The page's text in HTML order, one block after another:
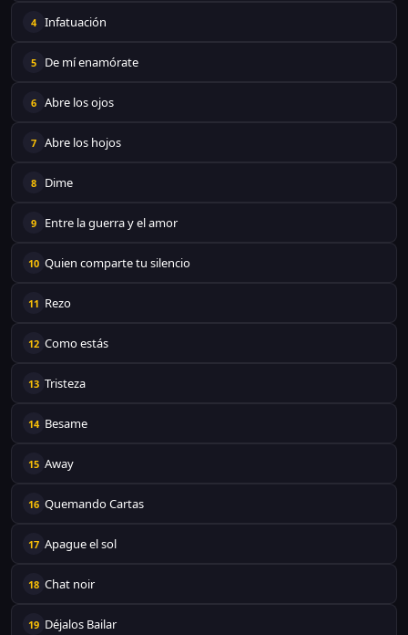
4 Infatuación
5 De mí enamórate
6 Abre los ojos
7 Abre los hojos
8 Dime
9 Entre la guerra y el amor
10 Quien comparte tu silencio
11 Rezo
12 Como estás
13 Tristeza
14 Besame
15 Away
16 Quemando Cartas
17 Apague el sol
18 Chat noir
19 Déjalos Bailar